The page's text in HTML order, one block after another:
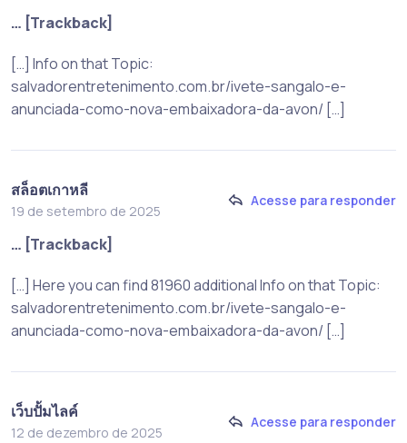
… [Trackback]
[…] Info on that Topic:
salvadorentretenimento.com.br/ivete-sangalo-e-
anunciada-como-nova-embaixadora-da-avon/ […]
สล็อตเกาหลี
19 de setembro de 2025
Acesse para responder
… [Trackback]
[…] Here you can find 81960 additional Info on that Topic:
salvadorentretenimento.com.br/ivete-sangalo-e-
anunciada-como-nova-embaixadora-da-avon/ […]
เว็บปั้มไลค์
12 de dezembro de 2025
Acesse para responder